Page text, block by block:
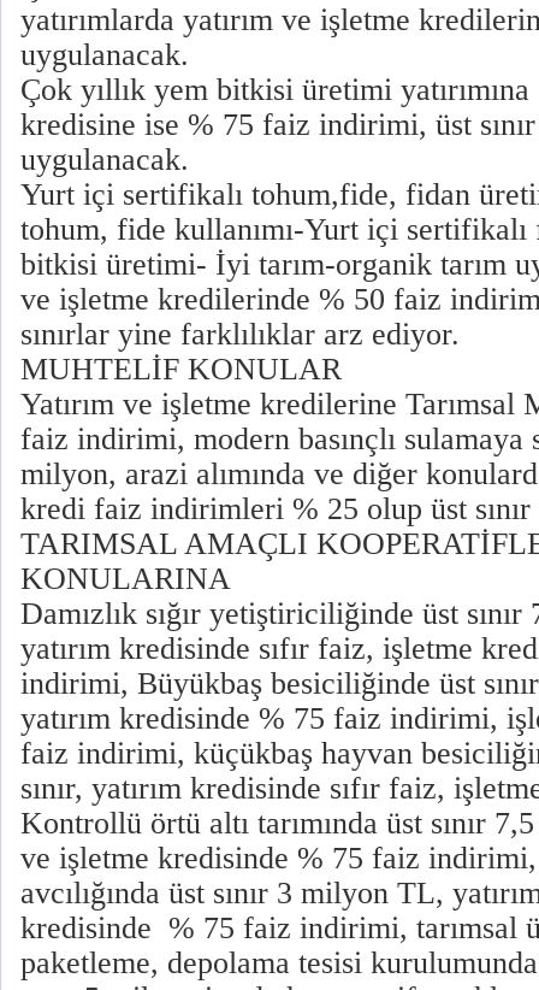
yatırımlarda yatırım ve işletme
uygulanacak.
Çok yıllık yem bitkisi üretimi
kredisine ise % 75 faiz indirimi, üst
uygulanacak.
Yurt içi sertifikalı tohum,fide, fidan
tohum, fide kullanımı-Yurt içi sertifikalı
bitkisi üretimi- İyi tarım-organik tarım
ve işletme kredilerinde % 50 faiz
sınırlar yine farklılıklar arz ediyor.
MUHTELİF KONULAR
Yatırım ve işletme kredilerine Tarımsal
faiz indirimi, modern basınçlı sulamaya
milyon, arazi alımında ve diğer
kredi faiz indirimleri % 25 olup üst
TARIMSAL AMAÇLI
KONULARINA
Damızlık sığır yetiştiriciliğinde üst
yatırım kredisinde sıfır faiz, işletme
indirimi, Büyükbaş besiciliğinde üst
yatırım kredisinde % 75 faiz indirimi,
faiz indirimi, küçükbaş hayvan
sınır, yatırım kredisinde sıfır faiz,
Kontrollü örtü altı tarımında üst sınır
ve işletme kredisinde % 75 faiz
avcılığında üst sınır 3 milyon TL,
kredisinde % 75 faiz indirimi, tarımsal
paketleme, depolama tesisi